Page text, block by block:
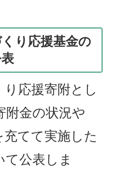
り応援基金の
応援寄附とし
附金の状況や
てて実施した
公表しま